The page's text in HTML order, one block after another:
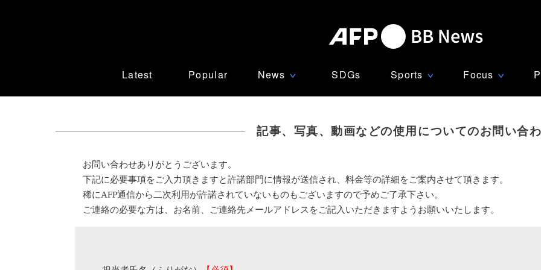
Latest Popular News ∨ SDGs Sports ∨ Focus ∨
記事、写真、動画などの使用についてのお問い合
お問い合わせありがとうございます。
下記に必要事項をご入力頂きますと許諾部門に情報が送信され、料金等の詳細をご案内させて頂きます。
稀にAFP通信から二次利用が許諾されていないものもございますので予めご了承下さい。
ご連絡の必要な方は、お名前、ご連絡先メールアドレスをご記入いただきますようお願いいたします。